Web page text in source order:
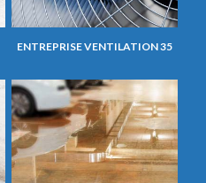
ENTREPRISE VENTILATION 35